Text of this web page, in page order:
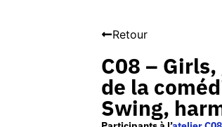
Retour
C08 –
de la
Swing,